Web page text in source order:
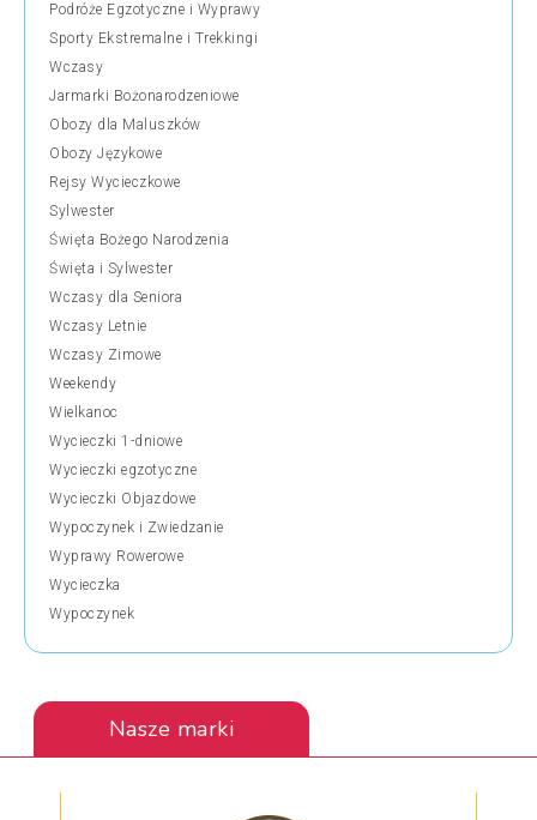
Podróże Egzotyczne i Wyprawy
Sporty Ekstremalne i Trekkingi
Wczasy
Jarmarki Bożonarodzeniowe
Obozy dla Maluszków
Obozy Językowe
Rejsy Wycieczkowe
Sylwester
Święta Bożego Narodzenia
Święta i Sylwester
Wczasy dla Seniora
Wczasy Letnie
Wczasy Zimowe
Weekendy
Wielkanoc
Wycieczki 1-dniowe
Wycieczki egzotyczne
Wycieczki Objazdowe
Wypoczynek i Zwiedzanie
Wyprawy Rowerowe
Wycieczka
Wypoczynek
Nasze marki